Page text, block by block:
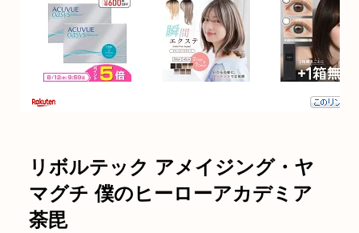
リボルテック アメイジング・ヤ
マグチ 僕のヒーローアカデミア
荼毘